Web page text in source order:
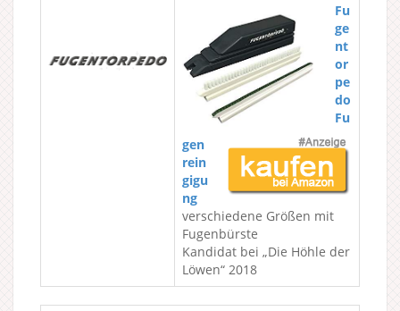
Fu
ge
nt
or
pe
do
Fu
gen
rein
gigu
ng
verschiedene Größen mit
Fugenbürste
Kandidat bei „Die Höhle der
Löwen“ 2018